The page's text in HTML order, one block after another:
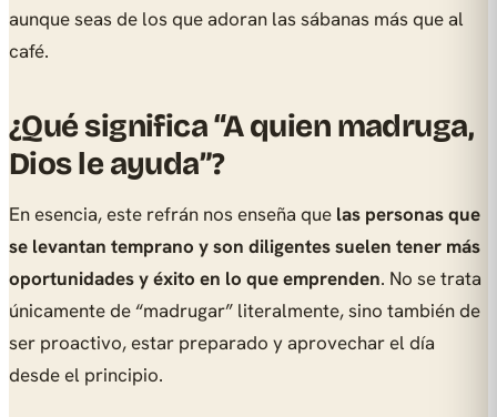
aunque seas de los que adoran las sábanas más que al
café.
¿Qué significa “A quien madruga,
Dios le ayuda”?
En esencia, este refrán nos enseña que las personas que
se levantan temprano y son diligentes suelen tener más
oportunidades y éxito en lo que emprenden. No se trata
únicamente de “madrugar” literalmente, sino también de
ser proactivo, estar preparado y aprovechar el día
desde el principio.